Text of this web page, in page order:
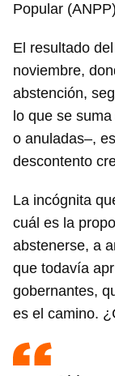
Popular
El resultado
noviembre,
abstención,
lo que se
o anuladas–,
descontento
La incógnita
cuál es la
abstenerse, a
que todavía
gobernantes,
es el camino.